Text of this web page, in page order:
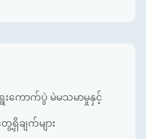
းကောက်ပွဲ မဲမသမာမှုနှင့်
ရှိချက်များ